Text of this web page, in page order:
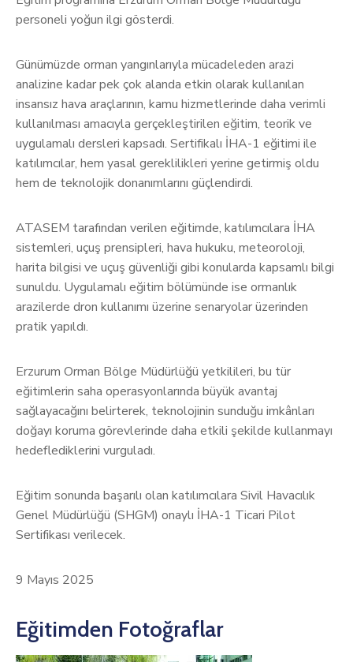
personeli yoğun ilgi gösterdi.
Günümüzde orman yangınlarıyla mücadeleden arazi
analizine kadar pek çok alanda etkin olarak kullanılan
insansız hava araçlarının, kamu hizmetlerinde daha verimli
kullanılması amacıyla gerçekleştirilen eğitim, teorik ve
uygulamalı dersleri kapsadı. Sertifikalı İHA-1 eğitimi ile
katılımcılar, hem yasal gereklilikleri yerine getirmiş oldu
hem de teknolojik donanımlarını güçlendirdi.
ATASEM tarafından verilen eğitimde, katılımcılara İHA
sistemleri, uçuş prensipleri, hava hukuku, meteoroloji,
harita bilgisi ve uçuş güvenliği gibi konularda kapsamlı bilgi
sunuldu. Uygulamalı eğitim bölümünde ise ormanlık
arazilerde dron kullanımı üzerine senaryolar üzerinden
pratik yapıldı.
Erzurum Orman Bölge Müdürlüğü yetkilileri, bu tür
eğitimlerin saha operasyonlarında büyük avantaj
sağlayacağını belirterek, teknolojinin sunduğu imkânları
doğayı koruma görevlerinde daha etkili şekilde kullanmayı
hedeflediklerini vurguladı.
Eğitim sonunda başarılı olan katılımcılara Sivil Havacılık
Genel Müdürlüğü (SHGM) onaylı İHA-1 Ticari Pilot
Sertifikası verilecek.
9 Mayıs 2025
Eğitimden Fotoğraflar